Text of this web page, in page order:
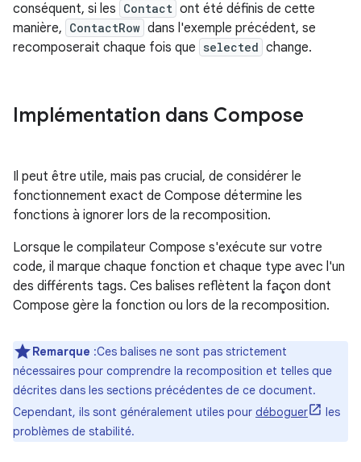
conséquent, si les Contact ont été définis de cette
manière, ContactRow dans l'exemple précédent, se
recomposerait chaque fois que selected change.
Implémentation dans Compose
Il peut être utile, mais pas crucial, de considérer le
fonctionnement exact de Compose détermine les
fonctions à ignorer lors de la recomposition.
Lorsque le compilateur Compose s'exécute sur votre
code, il marque chaque fonction et chaque type avec l'un
des différents tags. Ces balises reflètent la façon dont
Compose gère la fonction ou lors de la recomposition.
Remarque :Ces balises ne sont pas strictement
nécessaires pour comprendre la recomposition et telles que
décrites dans les sections précédentes de ce document.
Cependant, ils sont généralement utiles pour déboguer
les
problèmes de stabilité.